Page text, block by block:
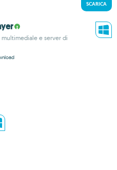
SCARICA
e server di